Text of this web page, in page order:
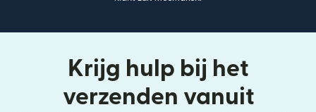
Krijg hulp bij het
verzenden vanuit